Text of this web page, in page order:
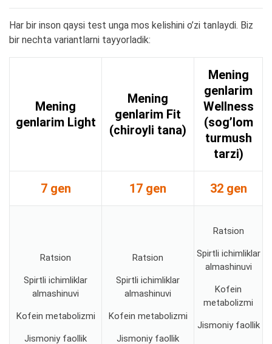
Har bir inson qaysi test unga mos kelishini o’zi tanlaydi. Biz
bir nechta variantlarni tayyorladik:
Mening
genlarimLight
Mening
genlarim Fit
(chiroyli tana)
Mening
genlarim
Wellness
(sog’lom
turmush
tarzi)
7 gen 17 gen 32 gen
Ratsion
Spirtli ichimliklar
almashinuvi
Kofein metabolizmi
Jismoniy faollik
Ratsion
Spirtli ichimliklar
almashinuvi
Kofein metabolizmi
Jismoniy faollik
Ratsion
Spirtli ichimliklar
almashinuvi
Kofein
metabolizmi
Jismoniy faollik